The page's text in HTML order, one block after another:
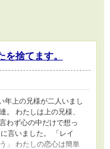
を捨てます。
年上の兄様が二人いまし
。 わたしは上の兄様、
わず心の中だけで想っ
言いました。 「レイ
」 わたしの恋心は簡単